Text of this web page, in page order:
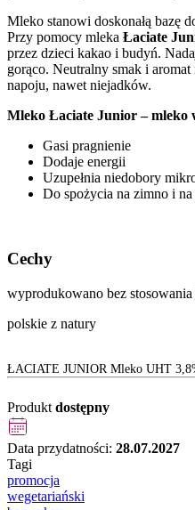
Mleko stanowi doskonałą bazę
Przy pomocy mleka Łaciate
przez dzieci kakao i budyń.
gorąco. Neutralny smak i
napoju, nawet niejadków.
Mleko Łaciate Junior – mleko
Gasi pragnienie
Dodaje energii
Uzupełnia niedobory
Do spożycia na zimno i na
Cechy
wyprodukowano bez
polskie z natury
ŁACIATE JUNIOR Mleko UHT
Produkt dostępny
Data przydatności: 28.07.2027
Tagi
promocja
wegetariański